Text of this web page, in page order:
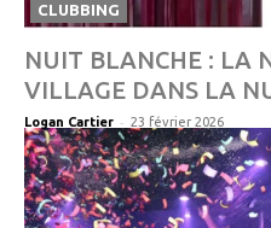
CLUBBING
NUIT BLANCHE : LA
VILLAGE DANS LA
Logan Cartier - 23 février 2026